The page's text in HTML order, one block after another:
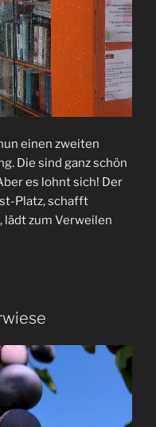
einen zweiten
Die sind ganz schön
es lohnt sich! Der
Platz, schafft
lädt zum Verweilen